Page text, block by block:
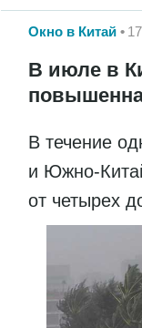
Окно в Китай
В июле в
В течение
и Южно-
от четырех